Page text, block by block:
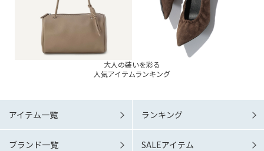
大人の装いを彩る
人気アイテムランキング
アイテム一覧 ランキング
ブランド一覧 SALEアイテム